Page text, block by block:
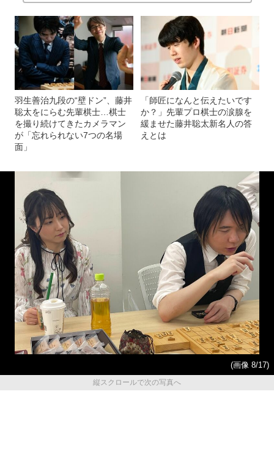
羽生善治九段の“壁ドン”、藤井
聡太をにらむ先輩棋士…棋士
を撮り続けてきたカメラマン
が「忘れられない7つの名場
面」
「師匠になんと伝えたいです
か？」先輩プロ棋士の涙腺を
緩ませた藤井聡太新名人の答
えとは
(画像 8/17)
縦スクロールで次の写真へ